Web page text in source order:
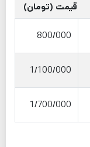
قیمت (تومان)
800/000
1/100/000
1/700/000